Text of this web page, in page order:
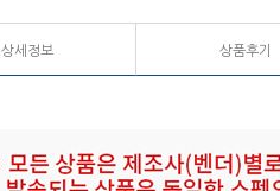
상세정보 상품후기